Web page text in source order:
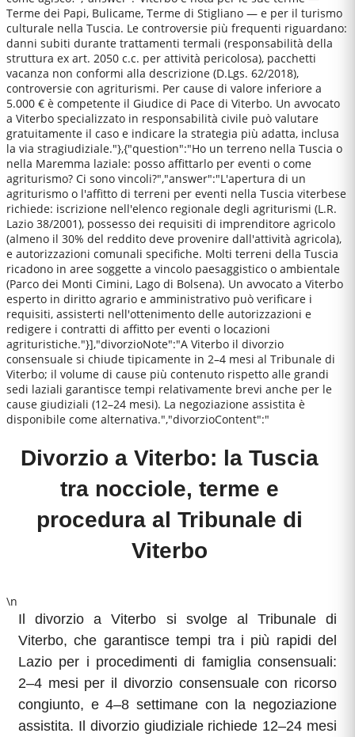
Terme dei Papi, Bulicame, Terme di Stigliano — e per il turismo
culturale nella Tuscia. Le controversie più frequenti riguardano:
danni subiti durante trattamenti termali (responsabilità della
struttura ex art. 2050 c.c. per attività pericolosa), pacchetti
vacanza non conformi alla descrizione (D.Lgs. 62/2018),
controversie con agriturismi. Per cause di valore inferiore a
5.000 € è competente il Giudice di Pace di Viterbo. Un avvocato
a Viterbo specializzato in responsabilità civile può valutare
gratuitamente il caso e indicare la strategia più adatta, inclusa
la via stragiudiziale."},{"question":"Ho un terreno nella Tuscia o
nella Maremma laziale: posso affittarlo per eventi o come
agriturismo? Ci sono vincoli?","answer":"L'apertura di un
agriturismo o l'affitto di terreni per eventi nella Tuscia viterbese
richiede: iscrizione nell'elenco regionale degli agriturismi (L.R.
Lazio 38/2001), possesso dei requisiti di imprenditore agricolo
(almeno il 30% del reddito deve provenire dall'attività agricola),
e autorizzazioni comunali specifiche. Molti terreni della Tuscia
ricadono in aree soggette a vincolo paesaggistico o ambientale
(Parco dei Monti Cimini, Lago di Bolsena). Un avvocato a Viterbo
esperto in diritto agrario e amministrativo può verificare i
requisiti, assisterti nell'ottenimento delle autorizzazioni e
redigere i contratti di affitto per eventi o locazioni
agrituristiche."}],"divorzioNote":"A Viterbo il divorzio
consensuale si chiude tipicamente in 2–4 mesi al Tribunale di
Viterbo; il volume di cause più contenuto rispetto alle grandi
sedi laziali garantisce tempi relativamente brevi anche per le
cause giudiziali (12–24 mesi). La negoziazione assistita è
disponibile come alternativa.","divorzioContent":"
Divorzio a Viterbo: la Tuscia
tra nocciole, terme e
procedura al Tribunale di
Viterbo
\n
Il divorzio a Viterbo si svolge al Tribunale di
Viterbo, che garantisce tempi tra i più rapidi del
Lazio per i procedimenti di famiglia consensuali:
2–4 mesi per il divorzio consensuale con ricorso
congiunto, e 4–8 settimane con la negoziazione
assistita. Il divorzio giudiziale richiede 12–24 mesi